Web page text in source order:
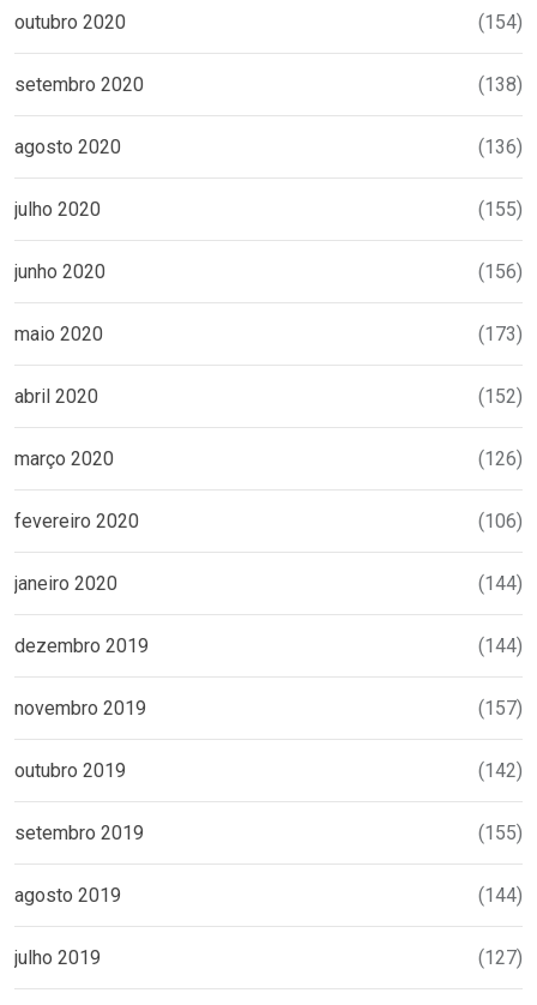
outubro 2020 (154)
setembro 2020 (138)
agosto 2020 (136)
julho 2020 (155)
junho 2020 (156)
maio 2020 (173)
abril 2020 (152)
março 2020 (126)
fevereiro 2020 (106)
janeiro 2020 (144)
dezembro 2019 (144)
novembro 2019 (157)
outubro 2019 (142)
setembro 2019 (155)
agosto 2019 (144)
julho 2019 (127)